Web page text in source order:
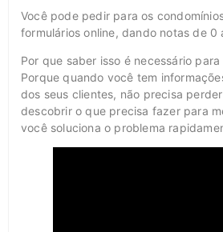
Você pode pedir para os
formulários online, dando notas de 0
Por que saber isso é necessário
Porque quando você tem
dos seus clientes, não precisa
descobrir o que precisa fazer para
você soluciona o problema